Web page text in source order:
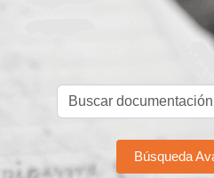
Búsqueda